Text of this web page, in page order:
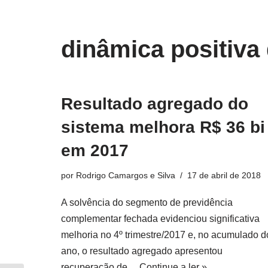
dinâmica positiva
Resultado agregado do
sistema melhora R$ 36 bi
em 2017
por Rodrigo Camargos e Silva 17 de abril de 2018
A solvência do segmento de previdência
complementar fechada evidenciou significativa
melhoria no 4º trimestre/2017 e, no acumulado
ano, o resultado agregado apresentou